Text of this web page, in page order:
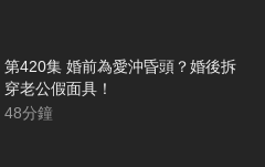
第420集 婚前為愛沖昏頭？婚後拆
穿老公假面具！
48分鐘